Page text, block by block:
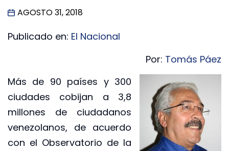
AGOSTO 31, 2018
Publicado en: El Nacional
Por: Tomás Páez
Más de 90 países y 300
ciudades cobijan a 3,8
millones de ciudadanos
venezolanos, de acuerdo
con el Observatorio de la